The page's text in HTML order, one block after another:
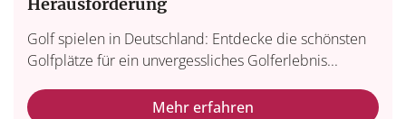
Golf spielen in Deutschland: Entdecke die schönsten
Golfplätze für ein unvergessliches Golferlebnis...
Mehr erfahren